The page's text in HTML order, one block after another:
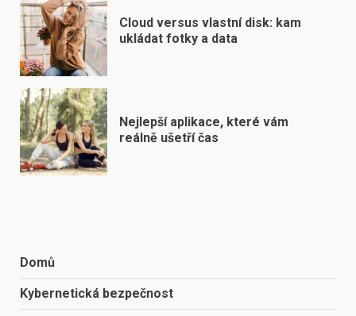
Cloud versus vlastní disk: kam
ukládat fotky a data
Nejlepší aplikace, které vám
reálně ušetří čas
Domů
Kybernetická bezpečnost